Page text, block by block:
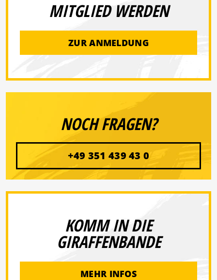
MITGLIED WERDEN
ZUR ANMELDUNG
NOCH FRAGEN?
+49 351 439 43 0
KOMM IN DIE
GIRAFFENBANDE
MEHR INFOS